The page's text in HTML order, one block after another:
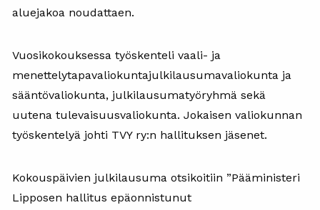
aluejakoa noudattaen.
Vuosikokouksessa työskenteli vaali- ja
menettelytapavaliokuntajulkilausumavaliokunta ja
sääntövaliokunta, julkilausumatyöryhmä sekä
uutena tulevaisuusvaliokunta. Jokaisen valiokunnan
työskentelyä johti TVY ry:n hallituksen jäsenet.
Kokouspäivien julkilausuma otsikoitiin ”Pääministeri
Lipposen hallitus epäonnistunut